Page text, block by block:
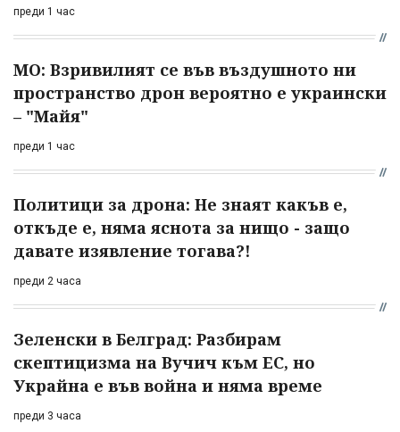
преди 1 час
МО: Взривилият се във въздушното ни
пространство дрон вероятно е украински
– "Майя"
преди 1 час
Политици за дрона: Не знаят какъв е,
откъде е, няма яснота за нищо - защо
давате изявление тогава?!
преди 2 часа
Зеленски в Белград: Разбирам
скептицизма на Вучич към ЕС, но
Украйна е във война и няма време
преди 3 часа